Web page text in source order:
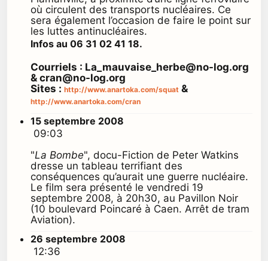
où circulent des transports nucléaires. Ce
sera également l’occasion de faire le point sur
les luttes antinucléaires.
Infos au 06 31 02 41 18.
Courriels : La_mauvaise_herbe@no-log.org
& cran@no-log.org
Sites : http://www.anartoka.com/squat &
http://www.anartoka.com/cran
15 septembre 2008
09:03
"La Bombe", docu-Fiction de Peter Watkins
dresse un tableau terrifiant des
conséquences qu’aurait une guerre nucléaire.
Le film sera présenté le vendredi 19
septembre 2008, à 20h30, au Pavillon Noir
(10 boulevard Poincaré à Caen. Arrêt de tram
Aviation).
26 septembre 2008
12:36